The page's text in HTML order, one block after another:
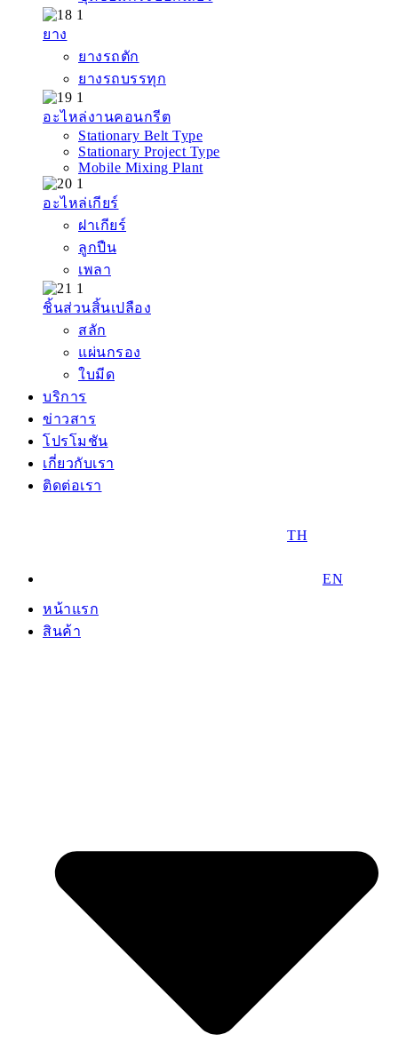
ยาง
ยางรถตัก
ยางรถบรรทุก
อะไหล่งานคอนกรีต
Stationary Belt Type
Stationary Project Type
Mobile Mixing Plant
อะไหล่เกียร์
ฝาเกียร์
ลูกปืน
เพลา
ชิ้นส่วนสิ้นเปลือง
สลัก
แผ่นกรอง
ใบมีด
บริการ
ข่าวสาร
โปรโมชัน
เกี่ยวกับเรา
ติดต่อเรา
TH
EN
หน้าแรก
สินค้า